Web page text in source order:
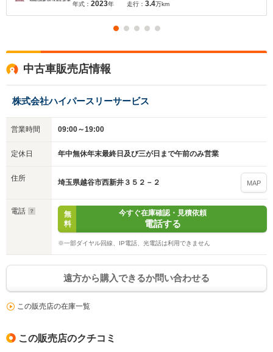
年式： 2023年
走行： 3.4万km
中古車販売店情報
株式会社ハイパースリーサービス
営業時間 09:00～19:00
定休日 年中無休年末最終日及び三が日まで午前のみ営業
住所 埼玉県越谷市西新井３５２－２ MAP
電話
無
料
今すぐ在庫確認・見積依頼
電話する
※一部ダイヤル回線、IP電話、光電話は利用できません
遠方から購入できるか問い合わせる
この販売店の在庫一覧
この販売店のクチコミ